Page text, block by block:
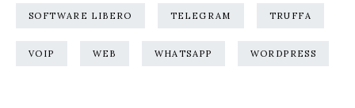
SOFTWARE LIBERO TELEGRAM TRUFFA
VOIP WEB WHATSAPP WORDPRESS